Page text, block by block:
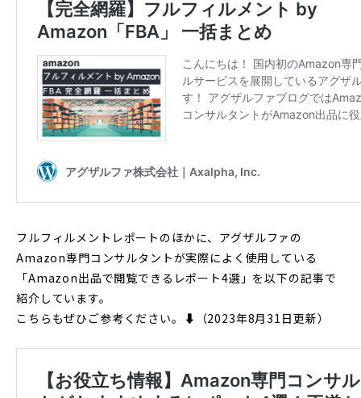
フルフィルメントレポートのほかに、アグザルファの
Amazon専門コンサルタントが実際によく使用している
「Amazon出品で閲覧できるレポート4選」を以下の記事で
紹介しています。
こちらもぜひご参考ください。⬇︎（2023年8月31日更新）